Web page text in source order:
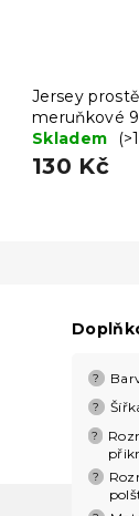
Jersey
meruňkové
cm
Skladem
130 Kč
?
?
?
?